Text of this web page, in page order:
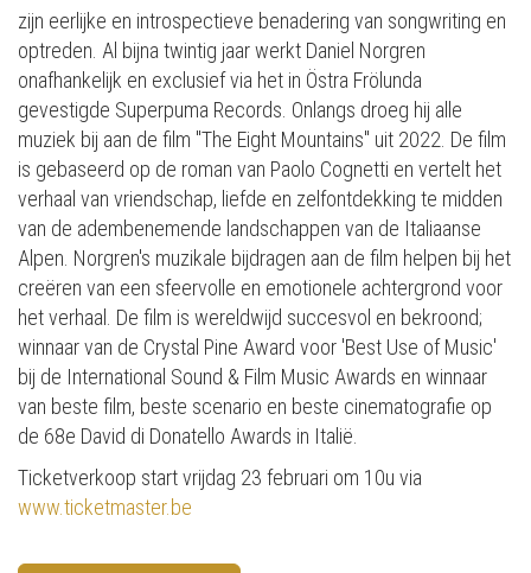
zijn eerlijke en introspectieve benadering van songwriting en
optreden. Al bijna twintig jaar werkt Daniel Norgren
onafhankelijk en exclusief via het in Östra Frölunda
gevestigde Superpuma Records. Onlangs droeg hij alle
muziek bij aan de film "The Eight Mountains" uit 2022. De film
is gebaseerd op de roman van Paolo Cognetti en vertelt het
verhaal van vriendschap, liefde en zelfontdekking te midden
van de adembenemende landschappen van de Italiaanse
Alpen. Norgren's muzikale bijdragen aan de film helpen bij het
creëren van een sfeervolle en emotionele achtergrond voor
het verhaal. De film is wereldwijd succesvol en bekroond;
winnaar van de Crystal Pine Award voor 'Best Use of Music'
bij de International Sound & Film Music Awards en winnaar
van beste film, beste scenario en beste cinematografie op
de 68e David di Donatello Awards in Italië.
Ticketverkoop start vrijdag 23 februari om 10u via
www.ticketmaster.be